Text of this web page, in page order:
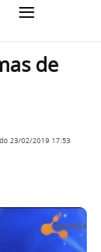
de
23/02/2019 17:53